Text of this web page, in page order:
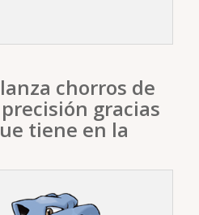
chorros de
gracias
tiene en la